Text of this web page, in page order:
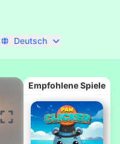
Deutsch
Empfohlene Spiele